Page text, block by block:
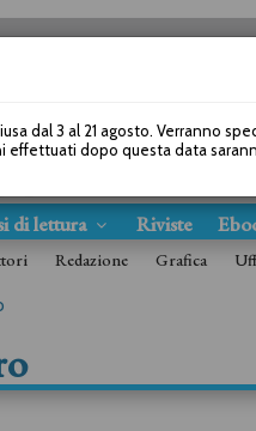
di lettura Riviste
Redazione Grafica
dal 3 al 21 agosto. Verranno
effettuati dopo questa data